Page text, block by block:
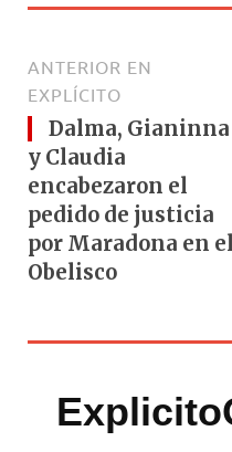
ANTERIOR EN
EXPLÍCITO
Dalma, Gianinna
y Claudia
encabezaron el
pedido de justicia
por Maradona en el
Obelisco